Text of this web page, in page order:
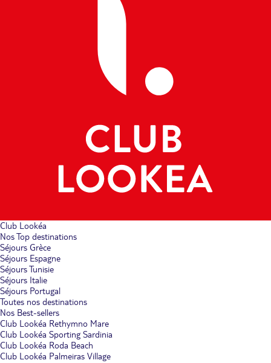
Club Lookéa
Nos Top destinations
Séjours Grèce
Séjours Espagne
Séjours Tunisie
Séjours Italie
Séjours Portugal
Toutes nos destinations
Nos Best-sellers
Club Lookéa Rethymno Mare
Club Lookéa Sporting Sardinia
Club Lookéa Roda Beach
Club Lookéa Palmeiras Village